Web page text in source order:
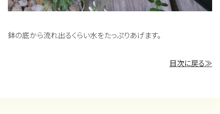
鉢の底から流れ出るくらい水をたっぷりあげます。
目次に戻る≫